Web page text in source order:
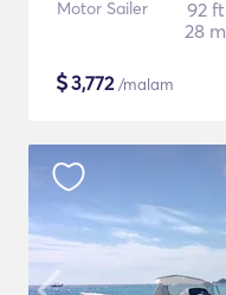
Motor Sailer
92 ft
28 m
$3,772/malam